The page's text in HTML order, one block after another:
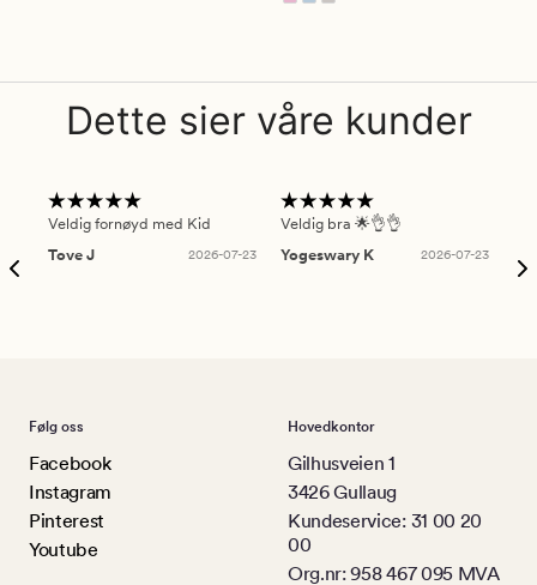
Dette sier våre kunder
Veldig fornøyd med Kid
Tove J
2026-07-23
Veldig bra 🌟👌👌
Yogeswary K
2026-07-23
Følg oss
Facebook
Instagram
Pinterest
Youtube
Hovedkontor
Gilhusveien 1
3426 Gullaug
Kundeservice: 31 00 20
00
Org.nr: 958 467 095 MVA